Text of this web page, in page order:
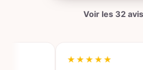
Voir les 32 avis
★★★★★